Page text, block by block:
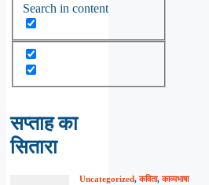
Search in content
सप्ताह का
सितारा
Uncategorized,कविता,काव्यभाषा